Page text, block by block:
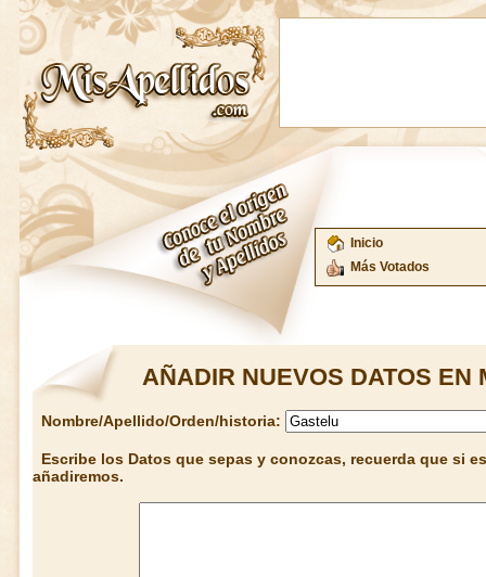
Inicio
Más Votados
AÑADIR NUEVOS DATOS EN
Nombre/Apellido/Orden/historia:
Escribe los Datos que sepas y conozcas, recuerda que si
añadiremos.